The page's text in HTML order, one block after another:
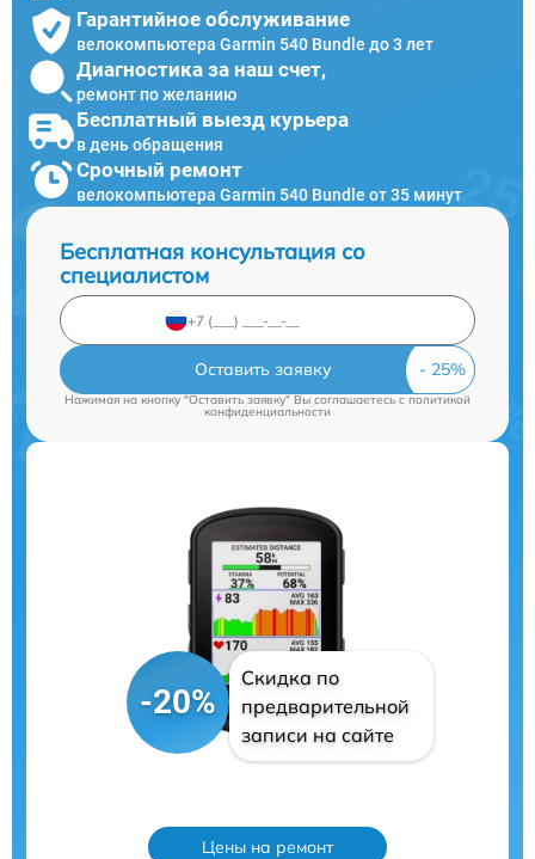
Гарантийное обслуживание
велокомпьютера Garmin 540 Bundle до 3 лет
Диагностика за наш счет,
ремонт по желанию
Бесплатный выезд курьера
в день обращения
Срочный ремонт
велокомпьютера Garmin 540 Bundle от 35 минут
Бесплатная консультация со
специалистом
Оставить заявку
Нажимая на кнопку "Оставить заявку" Вы соглашаетесь cполитикой
конфиденциальности
-20%
Скидка по
предварительной
записи на сайте
Цены на ремонт